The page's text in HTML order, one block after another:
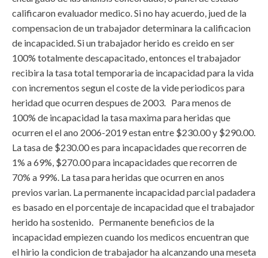
calificaron evaluador medico. Si no hay acuerdo, jued de la
compensacion de un trabajador determinara la calificacion
de incapacided. Si un trabajador herido es creido en ser
100% totalmente descapacitado, entonces el trabajador
recibira la tasa total temporaria de incapacidad para la vida
con incrementos segun el coste de la vide periodicos para
heridad que ocurren despues de 2003. Para menos de
100% de incapacidad la tasa maxima para heridas que
ocurren el el ano 2006-2019 estan entre $230.00 y $290.00.
La tasa de $230.00 es para incapacidades que recorren de
1% a 69%, $270.00 para incapacidades que recorren de
70% a 99%. La tasa para heridas que ocurren en anos
previos varian. La permanente incapacidad parcial padadera
es basado en el porcentaje de incapacidad que el trabajador
herido ha sostenido. Permanente beneficios de la
incapacidad empiezen cuando los medicos encuentran que
el hirio la condicion de trabajador ha alcanzando una meseta